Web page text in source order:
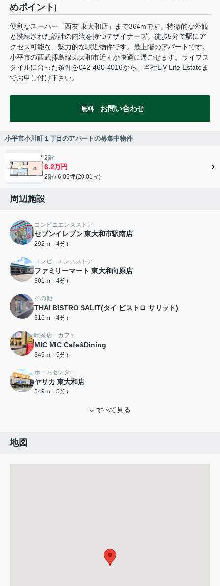
めポイント)
便利なスーパー「西友 東大和店」まで364mです。特徴的な外観
と洗練された設計の内装を持つデザイナーズ。徒歩5分で駅にア
クセス可能な、魅力的な駅近物件です。最上階のアパートです。
小平市の西武拝島線東大和市近くが快適に過ごせます。ライフス
タイルに合った条件を042-460-4016から、当社LiV Life Estateま
でお申し付け下さい。
無料 お問い合わせ
小平市小川町１丁目のアパートの募集中物件
2階
6.2万円
2階 / 6.05坪(20.01㎡)
周辺施設
コンビニエンスストア
セブンイレブン 東大和市駅南店
292ｍ（4分）
コンビニエンスストア
ファミリーマート 東大和向原店
301ｍ（4分）
その他
THAI BISTRO SALIT(タイ ビストロ サリット)
316ｍ（4分）
喫茶店・カフェ
MIC MIC Cafe&Dining
349ｍ（5分）
ホームセンター
ヤサカ 東大和店
349ｍ（5分）
すべて見る
地図